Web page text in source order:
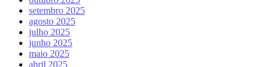
setembro 2025
agosto 2025
julho 2025
junho 2025
maio 2025
abril 2025